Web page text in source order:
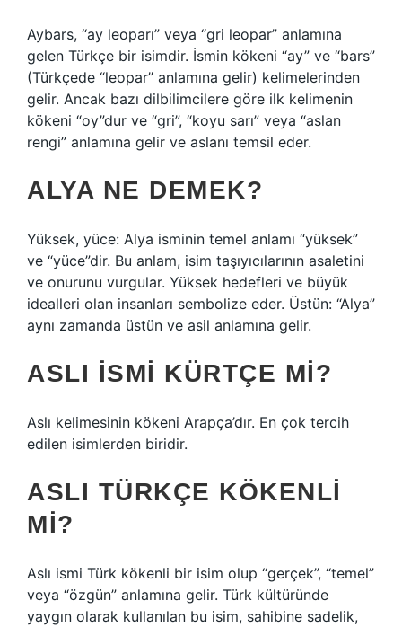
Aybars, “ay leoparı” veya “gri leopar” anlamına
gelen Türkçe bir isimdir. İsmin kökeni “ay” ve “bars”
(Türkçede “leopar” anlamına gelir) kelimelerinden
gelir. Ancak bazı dilbilimcilere göre ilk kelimenin
kökeni “oy”dur ve “gri”, “koyu sarı” veya “aslan
rengi” anlamına gelir ve aslanı temsil eder.
ALYA NE DEMEK?
Yüksek, yüce: Alya isminin temel anlamı “yüksek”
ve “yüce”dir. Bu anlam, isim taşıyıcılarının asaletini
ve onurunu vurgular. Yüksek hedefleri ve büyük
idealleri olan insanları sembolize eder. Üstün: “Alya”
aynı zamanda üstün ve asil anlamına gelir.
ASLI ISMI KÜRTÇE MI?
Aslı kelimesinin kökeni Arapça’dır. En çok tercih
edilen isimlerden biridir.
ASLI TÜRKÇE KÖKENLI
MI?
Aslı ismi Türk kökenli bir isim olup “gerçek”, “temel”
veya “özgün” anlamına gelir. Türk kültüründe
yaygın olarak kullanılan bu isim, sahibine sadelik,